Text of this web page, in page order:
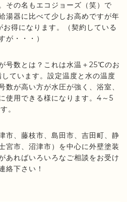
その名もエコジョーズ（笑）で
湯器に比べて少しお高めですが年
得になります。（契約している
が・・・）
号数とは？これは水温＋25℃のお
ています。設定温度と水の温度
数が高い方が水圧が強く、浴室、
使用できる様になります。4～5
。
市、藤枝市、島田市、吉田町、静
宮市、沼津市）を中心に外壁塗装
あればいろいろなご相談をお受け
絡下さい！